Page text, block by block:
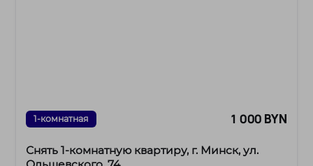
1-комнатная 1 000 BYN
Снять 1-комнатную квартиру, г. Минск, ул.